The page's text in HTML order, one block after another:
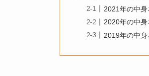
2021年の中
2020年の中
2019年の中